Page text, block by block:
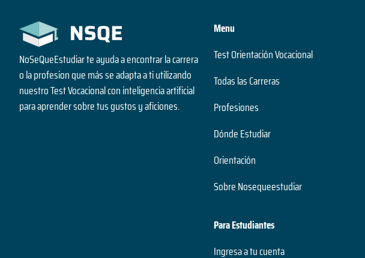
NoSeQueEstudiar te ayuda a encontrar la carrera
o la profesion que más se adapta a ti utilizando
nuestro Test Vocacional con inteligencia artificial
para aprender sobre tus gustos y aficiones.
Menu
Test Orientación Vocacional
Todas las Carreras
Profesiones
Dónde Estudiar
Orientación
Sobre Nosequeestudiar
Para Estudiantes
Ingresa a tu cuenta